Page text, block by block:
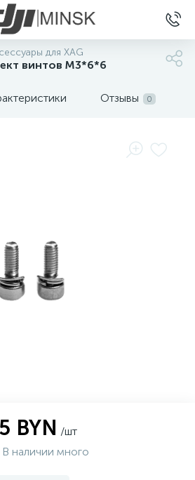
для XAG
винтов M3*6*6
Отзывы 0
5 BYN /шт
В наличии много